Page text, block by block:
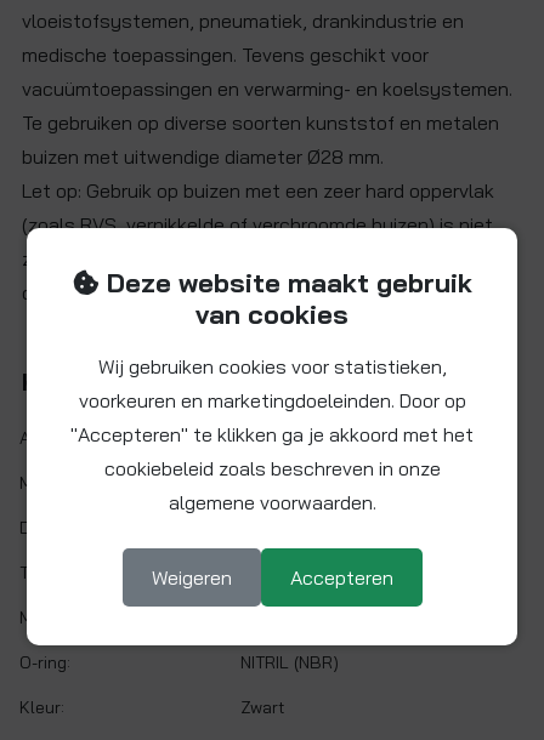
vloeistofsystemen, pneumatiek, drankindustrie en
medische toepassingen. Tevens geschikt voor
vacuümtoepassingen en verwarming- en koelsystemen.
Te gebruiken op diverse soorten kunststof en metalen
buizen met uitwendige diameter Ø28 mm.
Let op: Gebruik op buizen met een zeer hard oppervlak
(zoals RVS, vernikkelde of verchroomde buizen) is niet
zonder meer mogelijk. Neem hiervoor contact met ons
op.
Kenmerken
Artikelnr.: PM0328E
Maat: Ø 28 mm
Demontabel:
Twist&Lock:
Materiaal:
O-ring: NITRIL (NBR)
Kleur: Zwart
Deze website maakt gebruik
van cookies
Wij gebruiken cookies voor statistieken,
voorkeuren en marketingdoeleinden. Door op
"Accepteren" te klikken ga je akkoord met het
cookiebeleid zoals beschreven in onze
algemene voorwaarden.
Weigeren Accepteren